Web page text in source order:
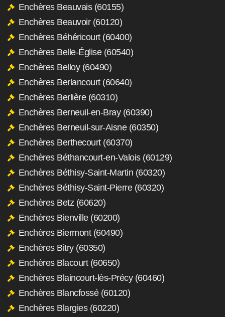
Enchères Beauvais (60155)
Enchères Beauvoir (60120)
Enchères Béhéricourt (60400)
Enchères Belle-Église (60540)
Enchères Belloy (60490)
Enchères Berlancourt (60640)
Enchères Berlière (60310)
Enchères Berneuil-en-Bray (60390)
Enchères Berneuil-sur-Aisne (60350)
Enchères Berthecourt (60370)
Enchères Béthancourt-en-Valois (60129)
Enchères Béthisy-Saint-Martin (60320)
Enchères Béthisy-Saint-Pierre (60320)
Enchères Betz (60620)
Enchères Bienville (60200)
Enchères Biermont (60490)
Enchères Bitry (60350)
Enchères Blacourt (60650)
Enchères Blaincourt-lès-Précy (60460)
Enchères Blancfossé (60120)
Enchères Blargies (60220)